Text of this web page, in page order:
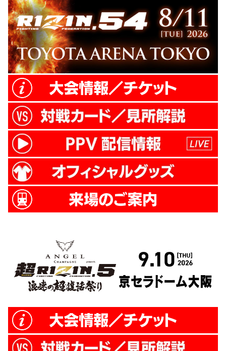
月よりPRIDEを主戦場にヴァンダレイ・シ
ウバ、吉田秀彦、瀧本誠、ミノワマンらと
激闘を繰り広げる。同年...